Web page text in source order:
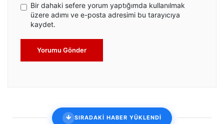
Bir dahaki sefere yorum yaptığımda kullanılmak
üzere adımı ve e-posta adresimi bu tarayıcıya
kaydet.
Yorumu Gönder
SIRADAKİ HABER YÜKLENDİ